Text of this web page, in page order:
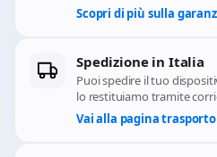
Scopri di più sulla
Spedizione in Italia
Puoi spedire il tuo
lo restituiamo tramite
Vai alla pagina trasporto